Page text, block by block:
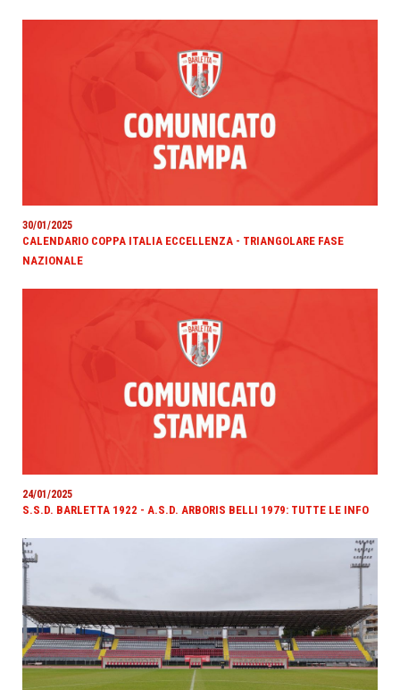
30/01/2025
CALENDARIO COPPA ITALIA ECCELLENZA - TRIANGOLARE FASE
NAZIONALE
24/01/2025
S.S.D. BARLETTA 1922 - A.S.D. ARBORIS BELLI 1979: TUTTE LE INFO